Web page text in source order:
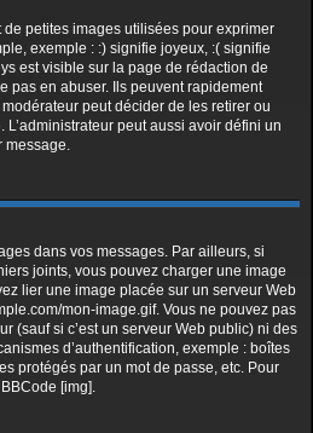
petites images utilisées pour exprimer
exemple : :) signifie joyeux, :( signifie
est visible sur la page de rédaction de
pas en abuser. Ils peuvent rapidement
peut décider de les retirer ou
L’administrateur peut aussi avoir défini un
message.
dans vos messages. Par ailleurs, si
joints, vous pouvez charger une image
lier une image placée sur un serveur Web
mon-image.gif. Vous ne pouvez pas
(sauf si c’est un serveur Web public) ni des
d’authentification, exemple : boîtes
protégés par un mot de passe, etc. Pour
[img].